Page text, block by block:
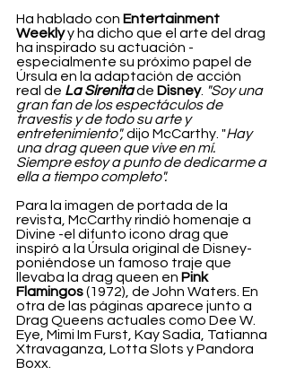
Ha hablado con Entertainment
Weekly y ha dicho que el arte del drag
ha inspirado su actuación -
especialmente su próximo papel de
Úrsula en la adaptación de acción
real de La Sirenita de Disney. "Soy una
gran fan de los espectáculos de
travestis y de todo su arte y
entretenimiento", dijo McCarthy. "Hay
una drag queen que vive en mí.
Siempre estoy a punto de dedicarme a
ella a tiempo completo".
Para la imagen de portada de la
revista, McCarthy rindió homenaje a
Divine -el difunto icono drag que
inspiró a la Úrsula original de Disney-
poniéndose un famoso traje que
llevaba la drag queen en Pink
Flamingos (1972), de John Waters. En
otra de las páginas aparece junto a
Drag Queens actuales como Dee W.
Eye, Mimi Im Furst, Kay Sadia, Tatianna
Xtravaganza, Lotta Slots y Pandora
Boxx.